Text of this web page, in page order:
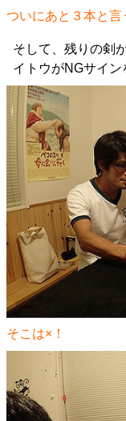
ついにあと３本と言
そして、残りの剣
イトウがNGサイン
そこは×！